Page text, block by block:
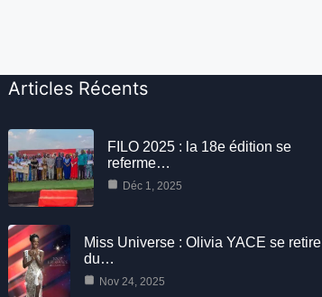
Articles Récents
FILO 2025 : la 18e édition se
referme…
Déc 1, 2025
Miss Universe : Olivia YACE se retire
du…
Nov 24, 2025